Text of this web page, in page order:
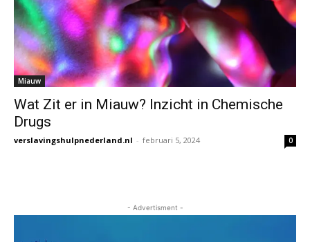
Miauw
Wat Zit er in Miauw? Inzicht in Chemische
Drugs
verslavingshulpnederland.nl - februari 5, 2024 0
- Advertisment -